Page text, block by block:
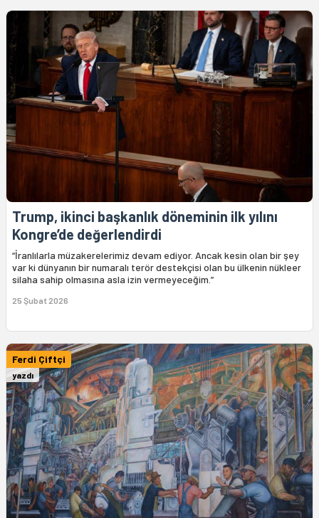
Trump, ikinci başkanlık döneminin ilk yılını
Kongre’de değerlendirdi
“İranlılarla müzakerelerimiz devam ediyor. Ancak kesin olan bir şey
var ki dünyanın bir numaralı terör destekçisi olan bu ülkenin nükleer
silaha sahip olmasına asla izin vermeyeceğim.”
25 Şubat 2026
Ferdi Çiftçi
yazdı